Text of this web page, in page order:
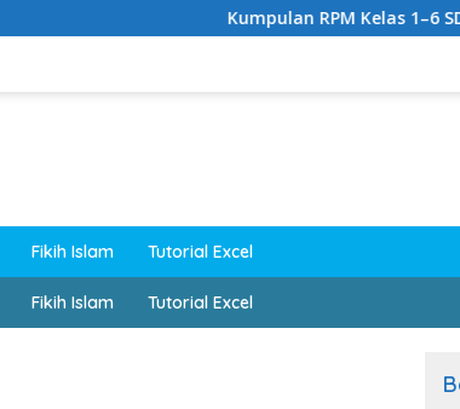
Kumpulan RPM Kelas 1–6 SD
Fikih Islam Tutorial Excel
Fikih Islam Tutorial Excel